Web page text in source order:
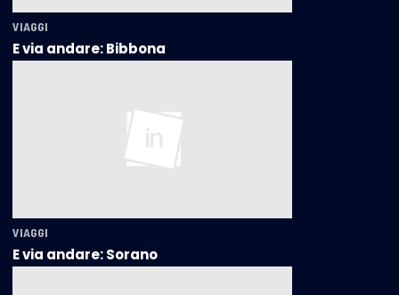
VIAGGI
E via andare: Bibbona
VIAGGI
E via andare: Sorano